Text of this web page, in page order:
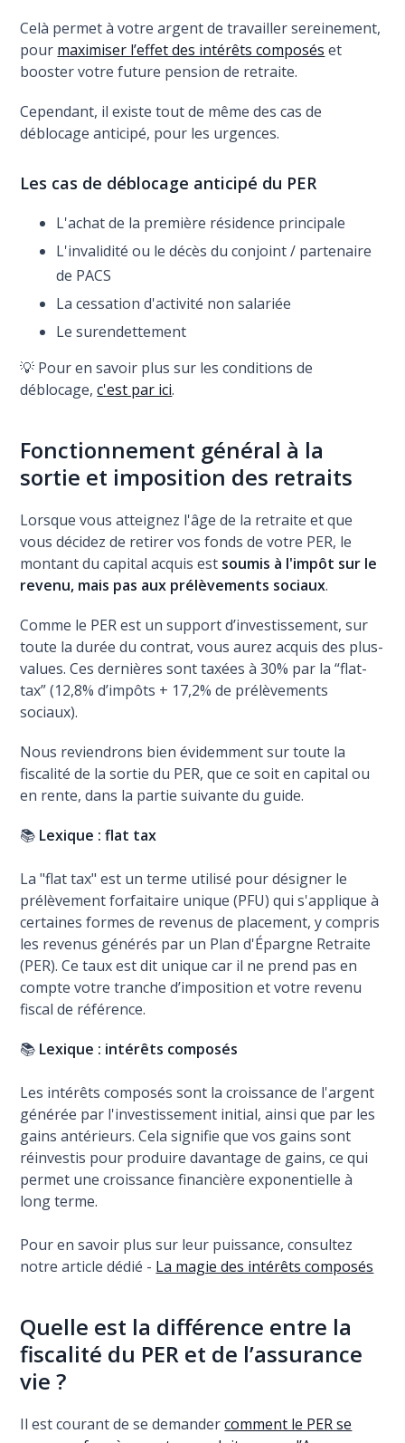
Celà permet à votre argent de travailler sereinement,
pour maximiser l’effet des intérêts composés et
booster votre future pension de retraite.
Cependant, il existe tout de même des cas de
déblocage anticipé, pour les urgences.
Les cas de déblocage anticipé du PER
L'achat de la première résidence principale
L'invalidité ou le décès du conjoint / partenaire
de PACS
La cessation d'activité non salariée
Le surendettement
💡 Pour en savoir plus sur les conditions de
déblocage,c'est par ici.
Fonctionnement général à la
sortie et imposition des retraits
Lorsque vous atteignez l'âge de la retraite et que
vous décidez de retirer vos fonds de votre PER, le
montant du capital acquis est soumis à l'impôt sur le
revenu, mais pas aux prélèvements sociaux.
Comme le PER est un support d’investissement, sur
toute la durée du contrat, vous aurez acquis des plus-
values. Ces dernières sont taxées à 30% par la “flat-
tax” (12,8% d’impôts + 17,2% de prélèvements
sociaux).
Nous reviendrons bien évidemment sur toute la
fiscalité de la sortie du PER, que ce soit en capital ou
en rente, dans la partie suivante du guide.
📚 Lexique : flat tax
La "flat tax" est un terme utilisé pour désigner le
prélèvement forfaitaire unique (PFU) qui s'applique à
certaines formes de revenus de placement, y compris
les revenus générés par un Plan d'Épargne Retraite
(PER). Ce taux est dit unique car il ne prend pas en
compte votre tranche d’imposition et votre revenu
fiscal de référence.
📚 Lexique : intérêts composés
Les intérêts composés sont la croissance de l'argent
générée par l'investissement initial, ainsi que par les
gains antérieurs. Cela signifie que vos gains sont
réinvestis pour produire davantage de gains, ce qui
permet une croissance financière exponentielle à
long terme.
Pour en savoir plus sur leur puissance, consultez
notre article dédié - La magie des intérêts composés
Quelle est la différence entre la
fiscalité du PER et de l’assurance
vie ?
Il est courant de se demandercomment le PER se